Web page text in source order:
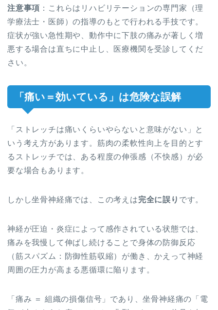
注意事項 ：これらはリハビリテーションの専門家（理
学療法士・医師）の指導のもとで行われる手技です。
症状が強い急性期や、動作中に下肢の痛みが著しく増
悪する場合は直ちに中止し、医療機関を受診してくだ
さい。
「痛い＝効いている」は危険な誤解
「ストレッチは痛いくらいやらないと意味がない」と
いう考え方があります。筋肉の柔軟性向上を目的とす
るストレッチでは、ある程度の伸張感（不快感）が必
要な場合もあります。
しかし坐骨神経痛では、この考えは完全に誤り です。
神経が圧迫・炎症によって感作されている状態では、
痛みを我慢して伸ばし続けることで身体の防御反応
（筋スパズム：防御性筋収縮）が働き、かえって神経
周囲の圧力が高まる悪循環に陥ります。
「痛み ＝ 組織の損傷信号」であり、坐骨神経痛の「電